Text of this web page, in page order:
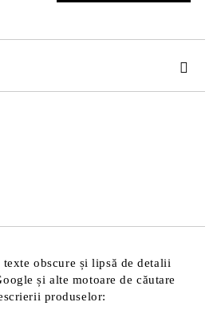
obscure și lipsă de detalii
și alte motoare de căutare
produselor: